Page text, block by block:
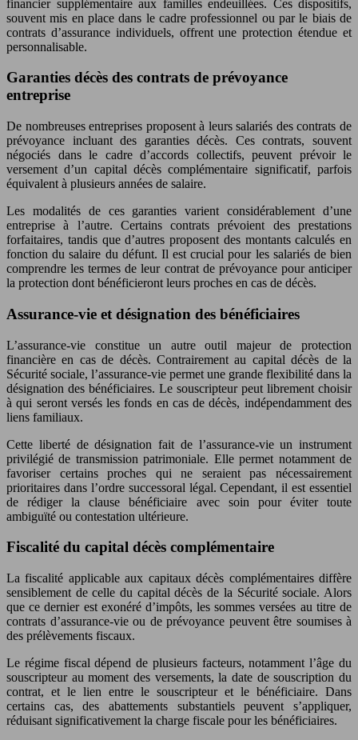
financier supplémentaire aux familles endeuillées. Ces dispositifs,
souvent mis en place dans le cadre professionnel ou par le biais de
contrats d’assurance individuels, offrent une protection étendue et
personnalisable.
Garanties décès des contrats de prévoyance
entreprise
De nombreuses entreprises proposent à leurs salariés des contrats de
prévoyance incluant des garanties décès. Ces contrats, souvent
négociés dans le cadre d’accords collectifs, peuvent prévoir le
versement d’un capital décès complémentaire significatif, parfois
équivalent à plusieurs années de salaire.
Les modalités de ces garanties varient considérablement d’une
entreprise à l’autre. Certains contrats prévoient des prestations
forfaitaires, tandis que d’autres proposent des montants calculés en
fonction du salaire du défunt. Il est crucial pour les salariés de bien
comprendre les termes de leur contrat de prévoyance pour anticiper
la protection dont bénéficieront leurs proches en cas de décès.
Assurance-vie et désignation des bénéficiaires
L’assurance-vie constitue un autre outil majeur de protection
financière en cas de décès. Contrairement au capital décès de la
Sécurité sociale, l’assurance-vie permet une grande flexibilité dans la
désignation des bénéficiaires. Le souscripteur peut librement choisir
à qui seront versés les fonds en cas de décès, indépendamment des
liens familiaux.
Cette liberté de désignation fait de l’assurance-vie un instrument
privilégié de transmission patrimoniale. Elle permet notamment de
favoriser certains proches qui ne seraient pas nécessairement
prioritaires dans l’ordre successoral légal. Cependant, il est essentiel
de rédiger la clause bénéficiaire avec soin pour éviter toute
ambiguïté ou contestation ultérieure.
Fiscalité du capital décès complémentaire
La fiscalité applicable aux capitaux décès complémentaires diffère
sensiblement de celle du capital décès de la Sécurité sociale. Alors
que ce dernier est exonéré d’impôts, les sommes versées au titre de
contrats d’assurance-vie ou de prévoyance peuvent être soumises à
des prélèvements fiscaux.
Le régime fiscal dépend de plusieurs facteurs, notamment l’âge du
souscripteur au moment des versements, la date de souscription du
contrat, et le lien entre le souscripteur et le bénéficiaire. Dans
certains cas, des abattements substantiels peuvent s’appliquer,
réduisant significativement la charge fiscale pour les bénéficiaires.